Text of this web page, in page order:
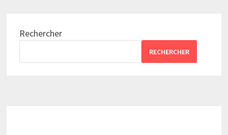
Rechercher
RECHERCHER